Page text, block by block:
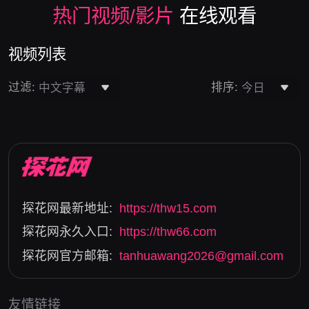
热门视频/影片 在线观看
视频列表
过滤: 中文字幕 排序: 今日
探花网最新地址:
https://thw15.com
探花网永久入口:
https://thw66.com
探花网官方邮箱: tanhuawang2026@gmail.com
友情链接